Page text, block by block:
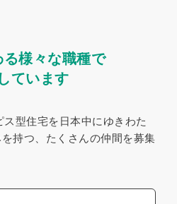
る様々な職種で
ています
型住宅を日本中にゆきわた
持つ、たくさんの仲間を募集